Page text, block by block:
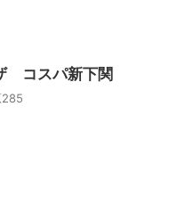
コスパ新下関
285